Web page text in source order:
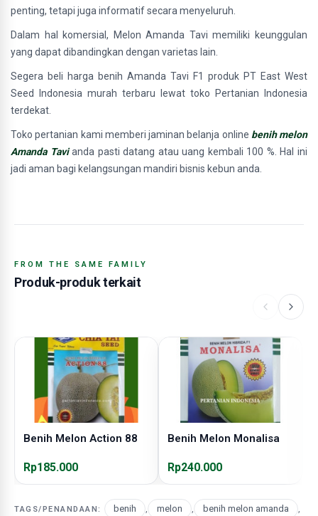
penting, tetapi juga informatif secara menyeluruh.
Dalam hal komersial, Melon Amanda Tavi memiliki keunggulan
yang dapat dibandingkan dengan varietas lain.
Segera beli harga benih Amanda Tavi F1 produk PT East West
Seed Indonesia murah terbaru lewat toko Pertanian Indonesia
terdekat.
Toko pertanian kami memberi jaminan belanja online benih melon
Amanda Tavianda pasti datang atau uang kembali 100 %. Hal ini
jadi aman bagi kelangsungan mandiri bisnis kebun anda.
FROM THE SAME FAMILY
Produk-produk terkait
Benih Melon Action 88
Rp185.000
Benih Melon Monalisa
Rp240.000
TAGS/PENANDAAN: benih , melon , benih melon amanda
,